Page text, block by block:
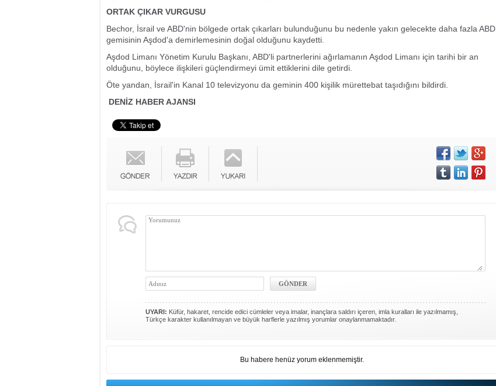
ORTAK ÇIKAR VURGUSU
Bechor, İsrail ve ABD'nin bölgede ortak çıkarları bulunduğunu bu nedenle yakın gelecekte daha fazla ABD
gemisinin Aşdod'a demirlemesinin doğal olduğunu kaydetti.
Aşdod Limanı Yönetim Kurulu Başkanı, ABD'li partnerlerini ağırlamanın Aşdod Limanı için tarihi bir an
olduğunu, böylece ilişkileri güçlendirmeyi ümit ettiklerini dile getirdi.
Öte yandan, İsrail'in Kanal 10 televizyonu da geminin 400 kişilik mürettebat taşıdığını bildirdi.
DENİZ HABER AJANSI
UYARI: Küfür, hakaret, rencide edici cümleler veya imalar, inançlara saldırı içeren, imla kuralları ile yazılmamış,
Türkçe karakter kullanılmayan ve büyük harflerle yazılmış yorumlar onaylanmamaktadır.
Bu habere henüz yorum eklenmemiştir.